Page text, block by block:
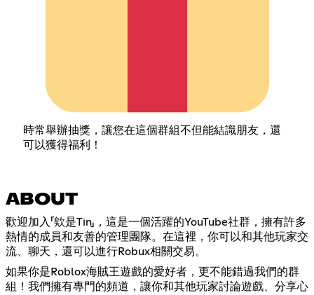
時常舉辦抽獎，讓您在這個群組不但能結識朋友，還
可以獲得福利！
ABOUT
歡迎加入「欸是Tin」，這是一個活躍的YouTube社群，擁有許多
熱情的成員和友善的管理團隊。在這裡，你可以和其他玩家交
流、聊天，還可以進行Robux相關交易。
如果你是Roblox海賊王遊戲的愛好者，更不能錯過我們的群
組！我們擁有專門的頻道，讓你和其他玩家討論遊戲、分享心